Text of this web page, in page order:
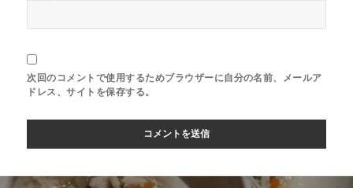
次回のコメントで使用するためブラウザーに自分の名前、メールア
ドレス、サイトを保存する。